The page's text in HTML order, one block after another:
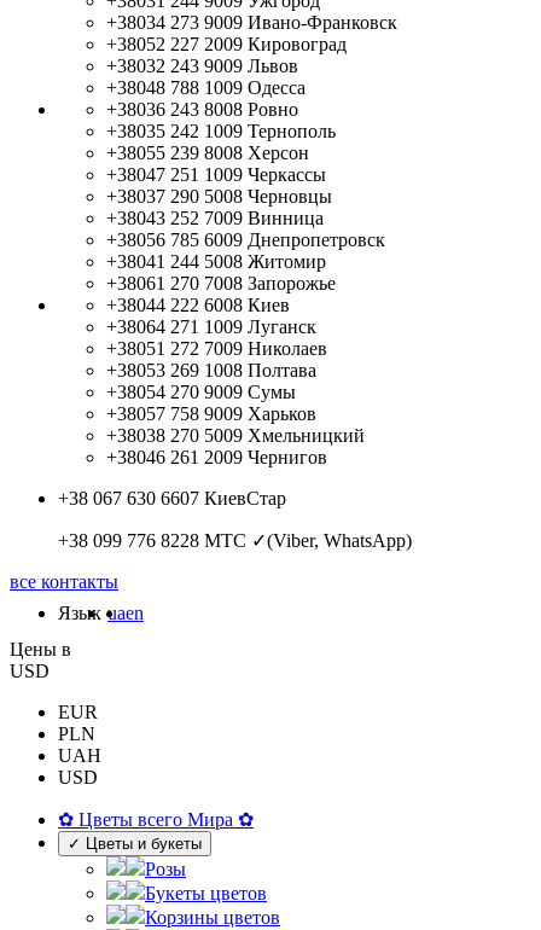
+38034 273 9009 Ивано-Франковск
+38052 227 2009 Кировоград
+38032 243 9009 Львов
+38048 788 1009 Одесса
+38036 243 8008 Ровно
+38035 242 1009 Тернополь
+38055 239 8008 Херсон
+38047 251 1009 Черкассы
+38037 290 5008 Черновцы
+38043 252 7009 Винница
+38056 785 6009 Днепропетровск
+38041 244 5008 Житомир
+38061 270 7008 Запорожье
+38044 222 6008 Киев
+38064 271 1009 Луганск
+38051 272 7009 Николаев
+38053 269 1008 Полтава
+38054 270 9009 Сумы
+38057 758 9009 Харьков
+38038 270 5009 Хмельницкий
+38046 261 2009 Чернигов
+38 067 630 6607 КиевСтар
+38 099 776 8228 МТС ✓(Viber, WhatsApp)
все контакты
Язык uaen
Цены в
USD
EUR
PLN
UAH
USD
✿ Цветы всего Мира ✿
✓ Цветы и букеты
Розы
Букеты цветов
Корзины цветов